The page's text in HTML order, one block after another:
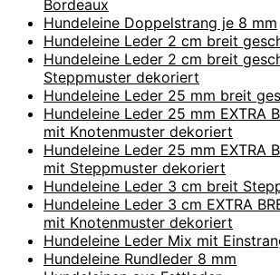
Bordeaux
Hundeleine Doppelstrang je 8 mm
Hundeleine Leder 2 cm breit
Hundeleine Leder 2 cm breit
Steppmuster dekoriert
Hundeleine Leder 25 mm breit
Hundeleine Leder 25 mm EXTRA
mit Knotenmuster dekoriert
Hundeleine Leder 25 mm EXTRA
mit Steppmuster dekoriert
Hundeleine Leder 3 cm breit
Hundeleine Leder 3 cm EXTRA
mit Knotenmuster dekoriert
Hundeleine Leder Mix mit
Hundeleine Rundleder 8 mm